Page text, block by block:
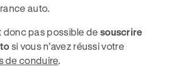
auto.
donc pas possible de souscrire
si vous n’avez réussi votre
de conduire.